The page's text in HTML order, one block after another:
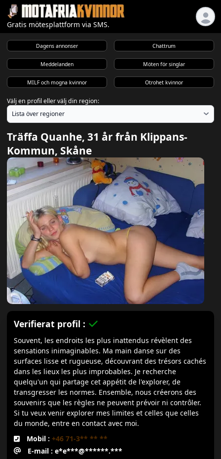
Gratis mötesplattform via SMS.
Dagens annonser Chattrum
Meddelanden Möten för singlar
MILF och mogna kvinnor Otrohet kvinnor
Välj en profil eller välj din region:
Träffa Quanhe, 31 år från Klippans-
Kommun, Skåne
Verifierat profil :
Souvent, les endroits les plus inattendus révèlent des
sensations inimaginables. Ma main danse sur des
surfaces lisse et rugueuse, découvrant des trésors cachés
dans les lieux les plus improbables. Je recherche
quelqu'un qui partage cet appétit de l'explorer, de
transgresser les normes. Ensemble, nous créerons des
souvenirs que les règles ne peuvent prévoir ni contrôler.
Si tu veux venir explorer mes limites et celles que celles
du monde, entre en contact avec moi.
Mobil : +46 71-3** ** **
E-mail : e*e***@******.***